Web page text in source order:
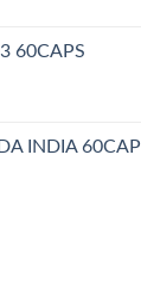
60CAPS
INDIA 60CAP